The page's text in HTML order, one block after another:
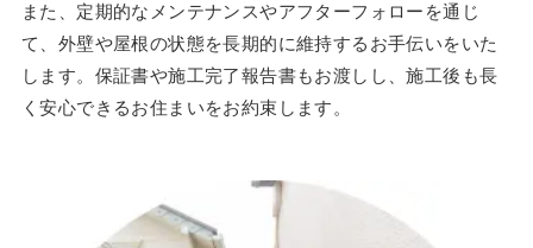
また、定期的なメンテナンスやアフターフォローを通じ
て、外壁や屋根の状態を長期的に維持するお手伝いをいた
します。保証書や施工完了報告書もお渡しし、施工後も長
く安心できるお住まいをお約束します。